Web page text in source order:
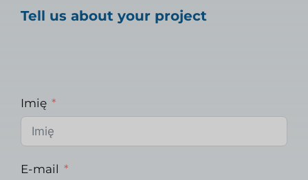
Tell us about your project
Imię
E-mail